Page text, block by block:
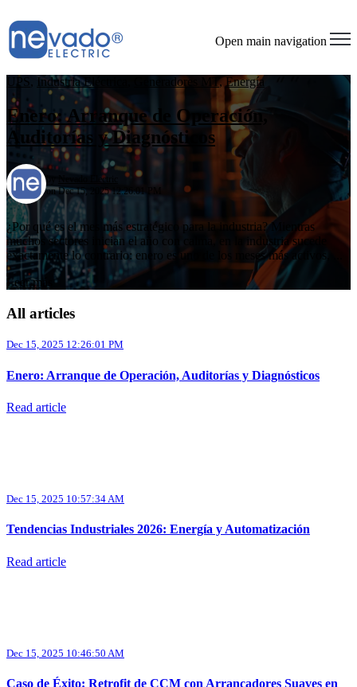
Open main navigation
UPS Industria Eléctrica Generadores MT, Energía
Enero: Arranque de Operación,
Auditorías y Diagnósticos
Nevado Electric
on Dec 15, 2025 12:26:01 PM
¿Por qué es el mes más estratégico para la industria? Mientras
muchos sectores inician el año con calma, en la industria sucede
exactamente lo contrario: enero es uno de los meses más activos, ...
Leer más
All articles
Dec 15, 2025 12:26:01 PM
Enero: Arranque de Operación, Auditorías y Diagnósticos
Read article
Dec 15, 2025 10:57:34 AM
Tendencias Industriales 2026: Energía y Automatización
Read article
Dec 15, 2025 10:46:50 AM
Caso de Éxito: Retrofit de CCM con Arrancadores Suaves en